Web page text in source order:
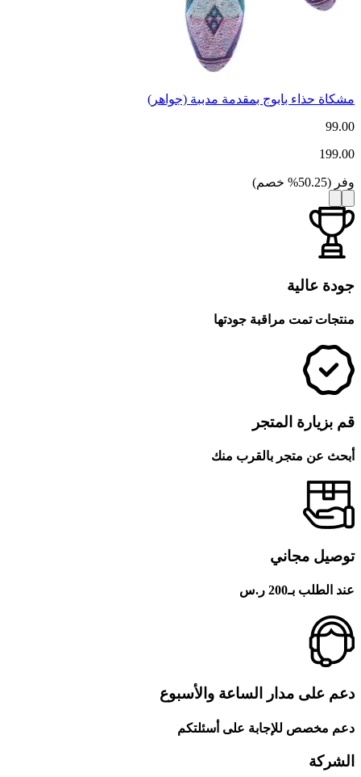
مشكاة حذاء بابوج بمقدمة مدببة (جواهر)
99.00
199.00
وفر (
50.25
% خصم)
جودة عالية
منتجات تمت مراقبة جودتها
قم بزيارة المتجر
أبحث عن متجر بالقرب منك
توصيل مجاني
عند الطلب بـ200 ر.س
دعم على مدار الساعة والأسبوع
دعم مخصص للإجابة على أسئلتكم
الشركة